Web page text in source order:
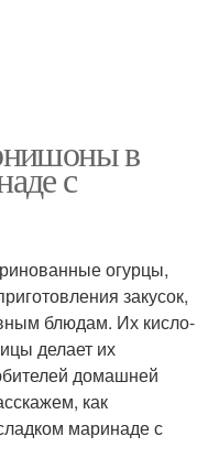
в
с
огурцы,
закусок,
блюдам. Их кисло-
делает их
домашней
как
маринаде с